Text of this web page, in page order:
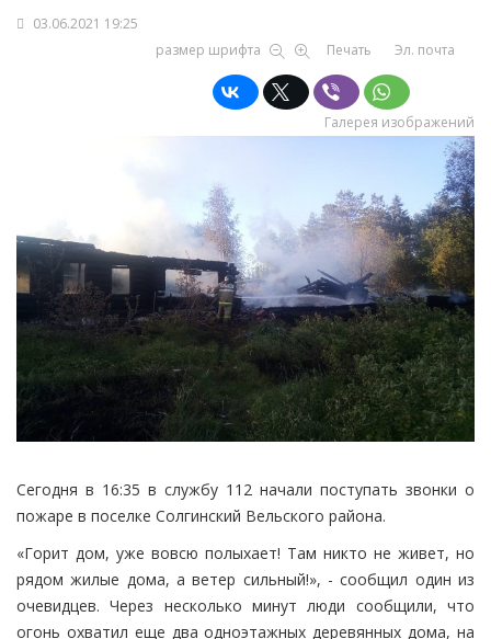
03.06.2021 19:25
размер шрифта
Печать Эл. почта
Галерея изображений
Сегодня в 16:35 в службу 112 начали поступать звонки о
пожаре в поселке Солгинский Вельского района.
«Горит дом, уже вовсю полыхает! Там никто не живет, но
рядом жилые дома, а ветер сильный!», - сообщил один из
очевидцев. Через несколько минут люди сообщили, что
огонь охватил еще два одноэтажных деревянных дома, на